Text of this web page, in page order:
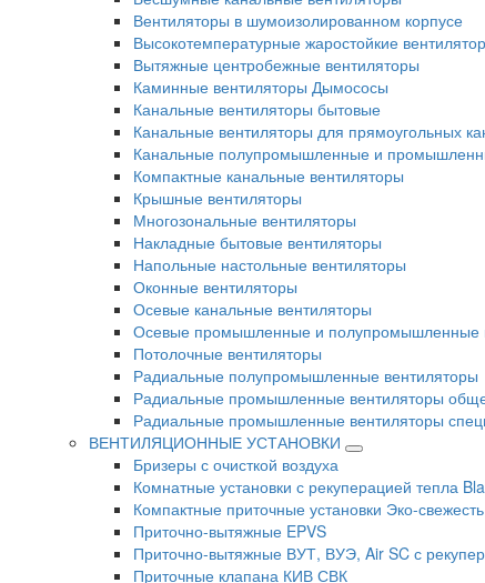
Вентиляторы в шумоизолированном корпусе
Высокотемпературные жаростойкие
Вытяжные центробежные вентиляторы
Каминные вентиляторы Дымососы
Канальные вентиляторы бытовые
Канальные вентиляторы для прямоугольных
Канальные полупромышленные и
Компактные канальные вентиляторы
Крышные вентиляторы
Многозональные вентиляторы
Накладные бытовые вентиляторы
Напольные настольные вентиляторы
Оконные вентиляторы
Осевые канальные вентиляторы
Осевые промышленные и полупромышленные
Потолочные вентиляторы
Радиальные полупромышленные вентиляторы
Радиальные промышленные вентиляторы
Радиальные промышленные вентиляторы
ВЕНТИЛЯЦИОННЫЕ УСТАНОВКИ
Бризеры с очисткой воздуха
Комнатные установки с рекуперацией тепла
Компактные приточные установки Эко-свежесть
Приточно-вытяжные EPVS
Приточно-вытяжные ВУТ, ВУЭ, Air SC с
Приточные клапана КИВ СВК